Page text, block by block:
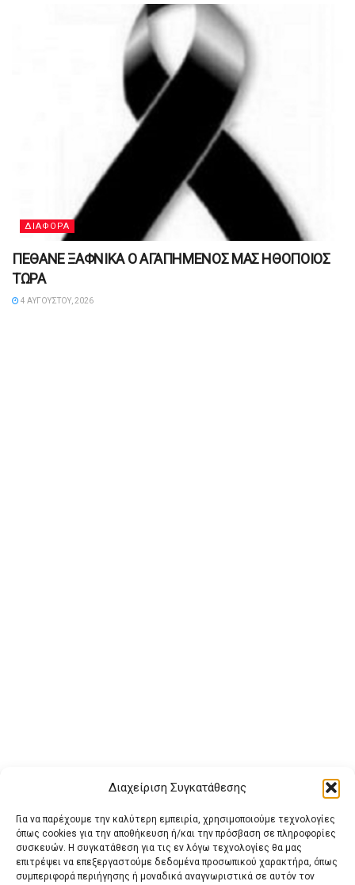
Διαχείριση Συγκατάθεσης
Για να παρέχουμε την καλύτερη εμπειρία, χρησιμοποιούμε τεχνολογίες
όπως cookies για την αποθήκευση ή/και την πρόσβαση σε πληροφορίες
συσκευών. Η συγκατάθεση για τις εν λόγω τεχνολογίες θα μας
επιτρέψει να επεξεργαστούμε δεδομένα προσωπικού χαρακτήρα, όπως
συμπεριφορά περιήγησης ή μοναδικά αναγνωριστικά σε αυτόν τον
ΔΙΑΦΟΡΑ
ΠΕΘΑΝΕ ΞΑΦΝΙΚΑ Ο ΑΓΑΠΗΜΕΝΟΣ ΜΑΣ ΗΘΟΠΟΙΟΣ
ΤΩΡΑ
4 ΑΥΓΟΎΣΤΟΥ, 2026